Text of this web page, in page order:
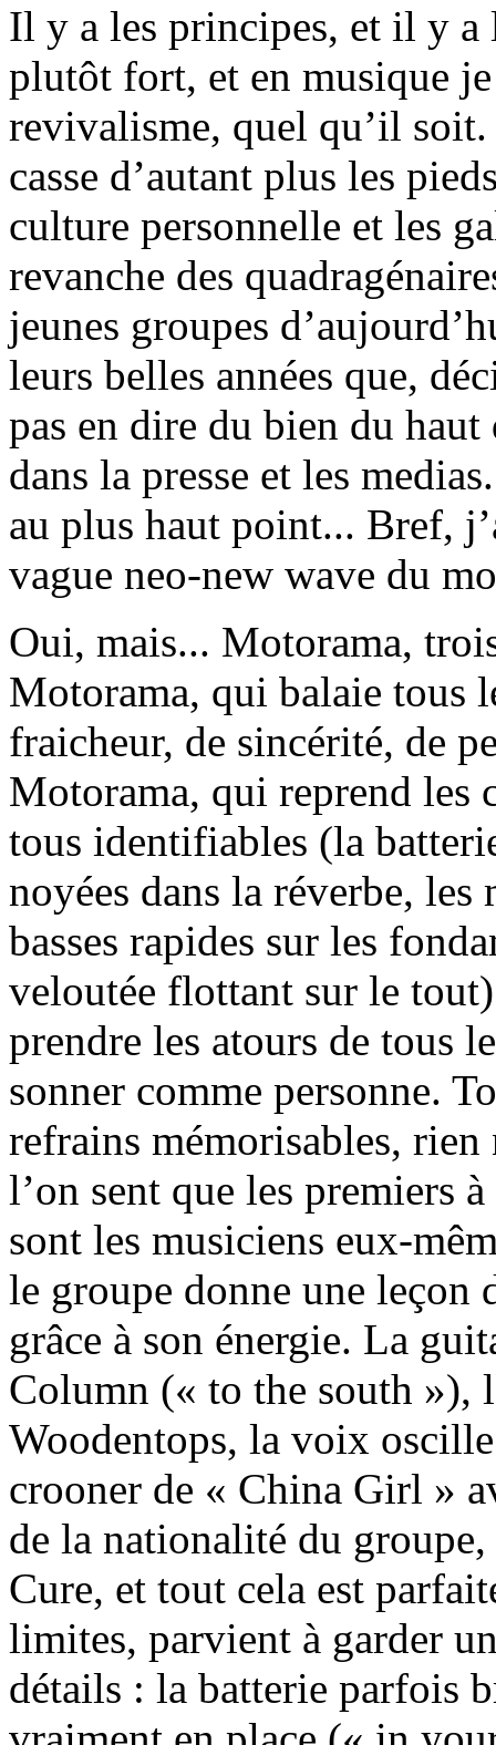
Il y a les principes, et il y a
plutôt fort, et en musique
revivalisme, quel qu’il
casse d’autant plus les
culture personnelle et les
revanche des
jeunes groupes
leurs belles années que,
pas en dire du bien du haut
dans la presse et les
au plus haut point... Bref,
vague neo-new wave du
Oui, mais... Motorama,
Motorama, qui balaie tous
fraicheur, de sincérité, de
Motorama, qui reprend les
tous identifiables (la
noyées dans la réverbe, les
basses rapides sur les
veloutée flottant sur le
prendre les atours de tous
sonner comme personne.
refrains mémorisables,
l’on sent que les premiers
sont les musiciens eux-
le groupe donne une leçon
grâce à son énergie. La
Column (« to the south »),
Woodentops, la voix
crooner de « China Girl »
de la nationalité du
Cure, et tout cela est
limites, parvient à garder
détails : la batterie parfois